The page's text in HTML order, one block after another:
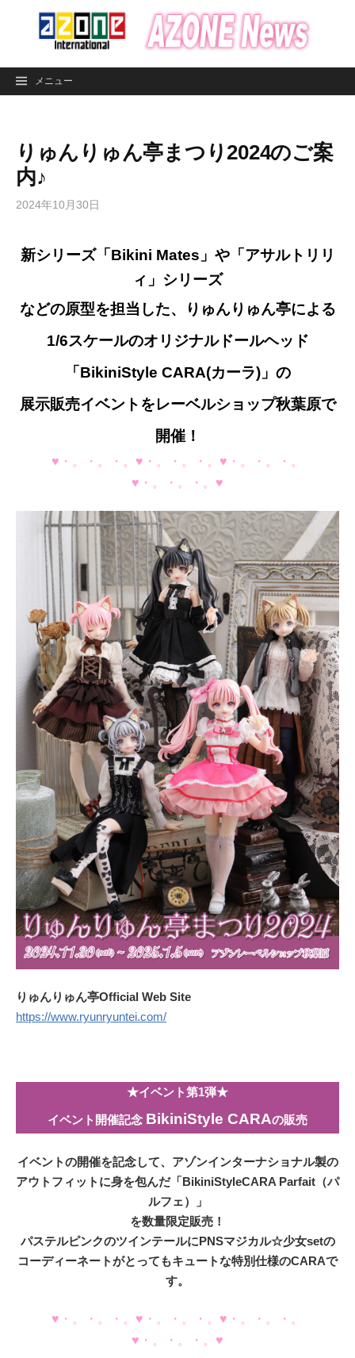
ン
メニュー
りゅんりゅん亭まつり2024のご案
内♪
2024年10月30日
新シリーズ「Bikini Mates」や「アサルトリリ
ィ」シリーズ
などの原型を担当した、りゅんりゅん亭による
1/6スケールのオリジナルドールヘッド
「BikiniStyle CARA(カーラ)」の
展示販売イベントをレーベルショップ秋葉原で
開催！
♥・。・。・。♥・。・。・。♥・。・。・。
♥・。・。・。♥
りゅんりゅん亭Official Web Site
https://www.ryunryuntei.com/
★イベント第1弾★
イベント開催記念 BikiniStyle CARAの販売
イベントの開催を記念して、アゾンインターナショナル製の
アウトフィットに身を包んだ「BikiniStyleCARA Parfait（パ
ルフェ）」
を数量限定販売！
パステルピンクのツインテールにPNSマジカル☆少女setの
コーディーネートがとってもキュートな特別仕様のCARAで
す。
♥・。・。・。♥・。・。・。♥・。・。・。
♥・。・。・。♥